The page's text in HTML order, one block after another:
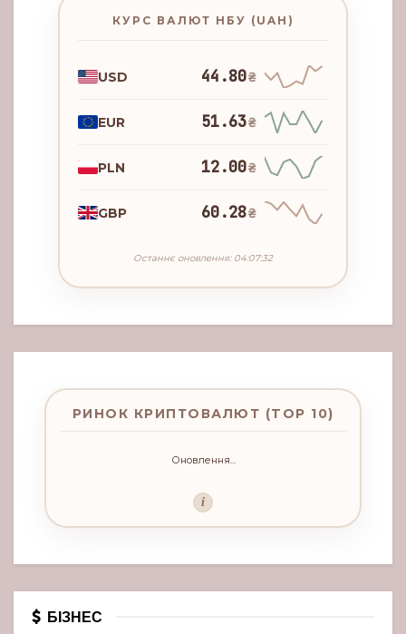
КУРС ВАЛЮТ НБУ (UAH)
USD 44.80₴
EUR 51.63₴
PLN 12.00₴
GBP 60.28₴
Останнє оновлення: 04:07:32
РИНОК КРИПТОВАЛЮТ (TOP 10)
Оновлення...
i
БІЗНЕС